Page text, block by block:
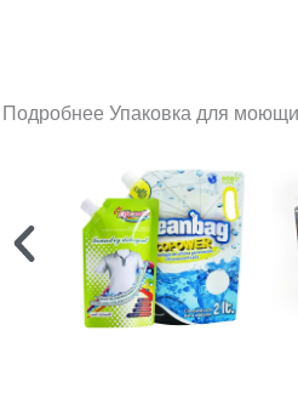
Подробнее Упаковка для